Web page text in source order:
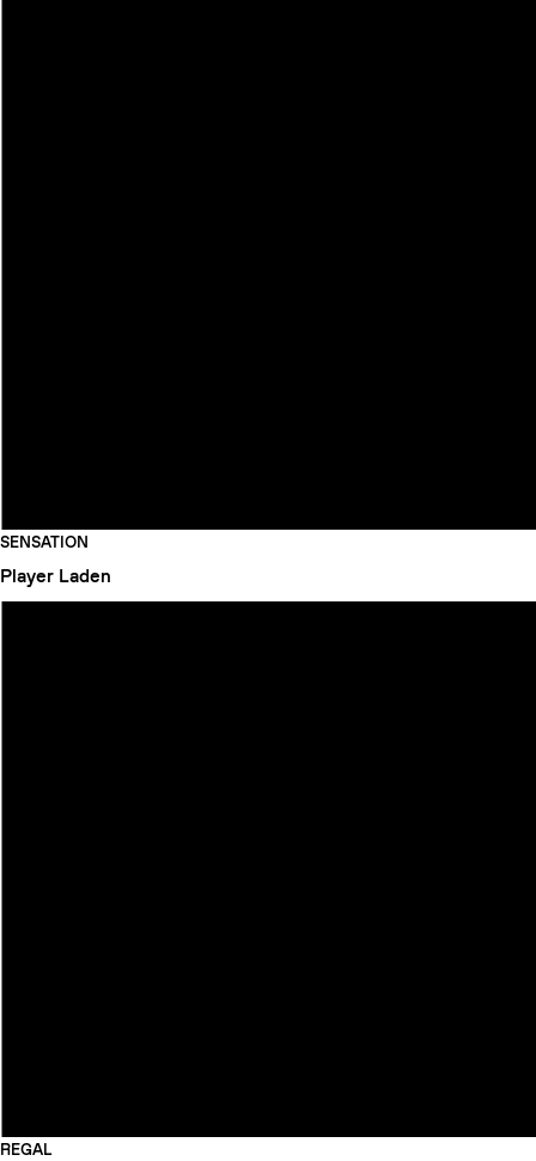
SENSATION
Player Laden
REGAL